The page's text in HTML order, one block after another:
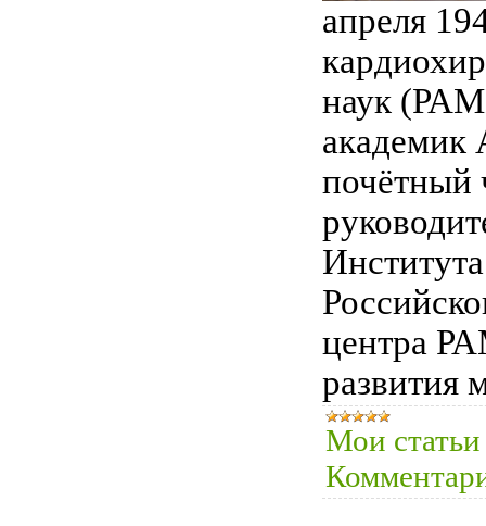
апреля
наук
академик
почётный
центра
развития
Мои статьи